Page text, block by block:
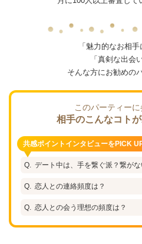
「魅力的なお相手
「真剣な出会
そんな方にお勧めの
このパーティー
相手のこんなコト
共感ポイントインタビューをPICK
デート中は、手を繋ぐ派？繋がな
恋人との連絡頻度は？
恋人との会う理想の頻度は？